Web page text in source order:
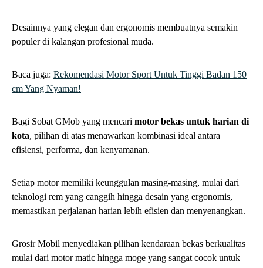
Desainnya yang elegan dan ergonomis membuatnya semakin
populer di kalangan profesional muda.
Baca juga: Rekomendasi Motor Sport Untuk Tinggi Badan 150
cm Yang Nyaman!
Bagi Sobat GMob yang mencari motor bekas untuk harian di
kota, pilihan di atas menawarkan kombinasi ideal antara
efisiensi, performa, dan kenyamanan.
Setiap motor memiliki keunggulan masing-masing, mulai dari
teknologi rem yang canggih hingga desain yang ergonomis,
memastikan perjalanan harian lebih efisien dan menyenangkan.
Grosir Mobil menyediakan pilihan kendaraan bekas berkualitas
mulai dari motor matic hingga moge yang sangat cocok untuk